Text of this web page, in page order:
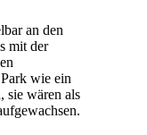
an den
mit der
wie ein
sie wären als